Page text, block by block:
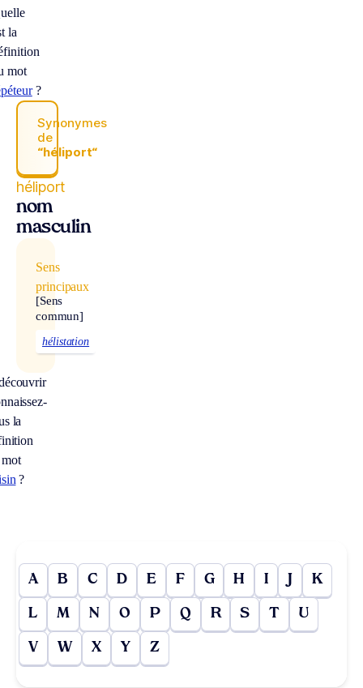
la
mot
?
Synonymes
de
“héliport“
héliport
nom
masculin
Sens
principaux
[Sens
commun]
hélistation
la
?
A B C D E F G H I J K
L M N O P Q R S T U
V W X Y Z